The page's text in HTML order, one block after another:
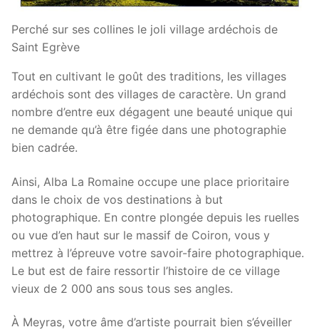
Perché sur ses collines le joli village ardéchois de
Saint Egrève
Tout en cultivant le goût des traditions, les villages
ardéchois sont des villages de caractère. Un grand
nombre d’entre eux dégagent une beauté unique qui
ne demande qu’à être figée dans une photographie
bien cadrée.
Ainsi, Alba La Romaine occupe une place prioritaire
dans le choix de vos destinations à but
photographique. En contre plongée depuis les ruelles
ou vue d’en haut sur le massif de Coiron, vous y
mettrez à l’épreuve votre savoir-faire photographique.
Le but est de faire ressortir l’histoire de ce village
vieux de 2 000 ans sous tous ses angles.
À Meyras, votre âme d’artiste pourrait bien s’éveiller